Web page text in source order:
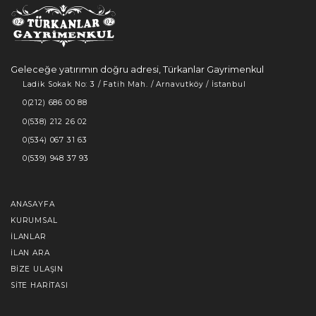
Geleceğe yatırımın doğru adresi, Türkanlar Gayrimenkul
Ladik Sokak No: 3 / Fatih Mah. / Arnavutköy / İstanbul
0(212) 686 00 88
0(538) 212 26 02
0(534) 067 31 63
0(539) 948 37 93
ANASAYFA
KURUMSAL
İLANLAR
İLAN ARA
BIZE ULAŞIN
SITE HARITASI